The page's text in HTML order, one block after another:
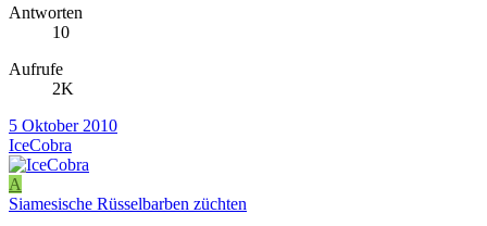
Antworten
10
Aufrufe
2K
5 Oktober 2010
IceCobra
A
Siamesische Rüsselbarben züchten